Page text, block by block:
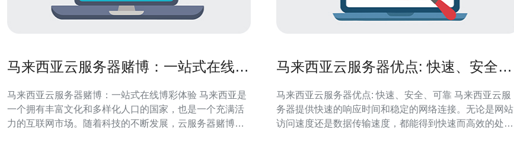
马来西亚云服务器赌博：一站式在线博
马来西亚云服务器赌博：一站式在线博彩体验 马来西亚是
一个拥有丰富文化和多样化人口的国家，也是一个充满活
力的互联网市场。随着科技的不断发展，云服务器赌博在
马来西亚云服务器优点: 快速、安全、
马来西亚云服务器优点: 快速、安全、可靠 马来西亚云服
务器提供快速的响应时间和稳定的网络连接。无论是网站
访问速度还是数据传输速度，都能得到快速而高效的处